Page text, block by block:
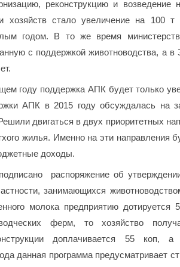
реконструкцию и возведение
хозяйств стало увеличение на 100 т
годом. В то же время
с поддержкой животноводства, а в
году поддержка АПК будет только
АПК в 2015 году обсуждалась на
двигаться в двух приоритетных
жилья. Именно на эти направления
доходы.
распоряжение об
занимающихся
молока предприятию дотируется
ферм, то хозяйство
доплачивается 55 коп,
данная программа предусматривает